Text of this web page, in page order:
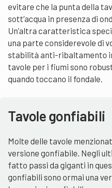
evitare che la punta della
sott’acqua in presenza di
Un’altra caratteristica
una parte considerevole di
stabilità anti-ribaltamento
tavole per i fiumi sono
quando toccano il fondale.
Tavole gonfiabili
Molte delle tavole
versione gonfiabile. Negli
fatto passi da giganti in
gonfiabili sono ormai una